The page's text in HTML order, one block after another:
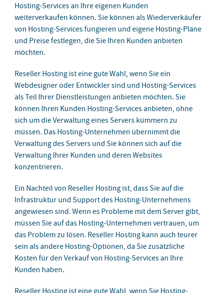
Hosting-Services an Ihre eigenen Kunden
weiterverkaufen können. Sie können als Wiederverkäufer
von Hosting-Services fungieren und eigene Hosting-Pläne
und Preise festlegen, die Sie Ihren Kunden anbieten
möchten.
Reseller Hosting ist eine gute Wahl, wenn Sie ein
Webdesigner oder Entwickler sind und Hosting-Services
als Teil Ihrer Dienstleistungen anbieten möchten. Sie
können Ihren Kunden Hosting-Services anbieten, ohne
sich um die Verwaltung eines Servers kümmern zu
müssen. Das Hosting-Unternehmen übernimmt die
Verwaltung des Servers und Sie können sich auf die
Verwaltung Ihrer Kunden und deren Websites
konzentrieren.
Ein Nachteil von Reseller Hosting ist, dass Sie auf die
Infrastruktur und Support des Hosting-Unternehmens
angewiesen sind. Wenn es Probleme mit dem Server gibt,
müssen Sie auf das Hosting-Unternehmen vertrauen, um
das Problem zu lösen. Reseller Hosting kann auch teurer
sein als andere Hosting-Optionen, da Sie zusätzliche
Kosten für den Verkauf von Hosting-Services an Ihre
Kunden haben.